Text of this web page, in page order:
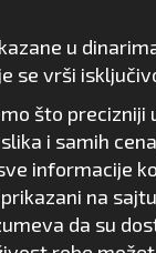
u
se vrši
što precizniji
i samih
informacije
na
da su